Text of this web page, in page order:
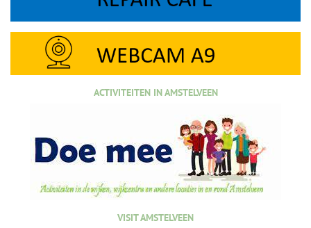
ACTIVITEITEN IN AMSTELVEEN
VISIT AMSTELVEEN